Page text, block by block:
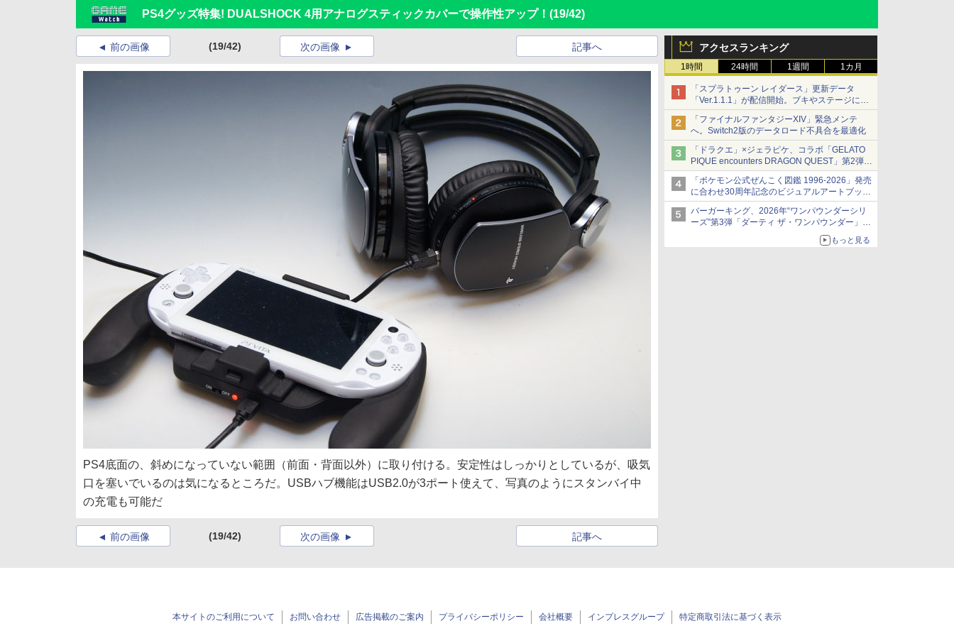
PS4グッズ特集! DUALSHOCK 4用アナログスティックカバーで操作性アップ！ (19/42)
アクセスランキング
1時間 24時間 1週間 1カ月
「スプラトゥーン レイダース」更新データ
「Ver.1.1.1」が配信開始。ブキやステージに関
する不具合を修正
「ファイナルファンタジーXIV」緊急メンテ
へ。Switch2版のデータロード不具合を最適化
「ドラクエ」×ジェラピケ、コラボ「GELATO
PIQUE encounters DRAGON QUEST」第2弾が
本日発売
アイスカップに入ったスライムやわたぼう、ベ
ビーサタンなどがオリジナルアートで登場
「ポケモン公式ぜんこく図鑑 1996-2026」発売
に合わせ30周年記念のビジュアルアートブック
3冊同時発売が決定
バーガーキング、2026年“ワンパウンダーシリ
ーズ”第3弾「ダーティ ザ・ワンパウンダー」を
「特製ガーリックマヨソース」を使用した超大
もっと見る
前の画像 (19/42) 記事へ
次の画像
PS4底面の、斜めになっていない範囲（前面・背面以外）に取り付ける。安定性はしっかりとしているが、吸気
口を塞いでいるのは気になるところだ。USBハブ機能はUSB2.0が3ポート使えて、写真のようにスタンバイ中
の充電も可能だ
前の画像 (19/42) 記事へ
次の画像
本サイトのご利用について お問い合わせ 広告掲載のご案内 プライバシーポリシー 会社概要 インプレスグループ 特定商取引法に基づく表示